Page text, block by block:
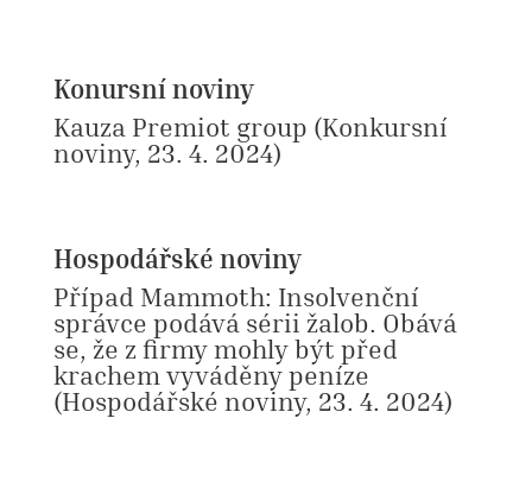
Konursní noviny
Kauza Premiot group (Konkursní
noviny, 23. 4. 2024)
Hospodářské noviny
Případ Mammoth: Insolvenční
správce podává sérii žalob. Obává
se, že z firmy mohly být před
krachem vyváděny peníze
(Hospodářské noviny, 23. 4. 2024)